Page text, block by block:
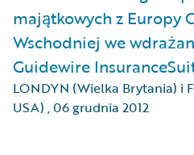
majątkowych z Europy
Wschodniej we
Guidewire
LONDYN (Wielka Brytania) i
USA) ,06 grudnia 2012